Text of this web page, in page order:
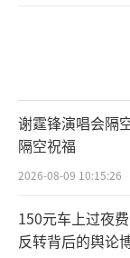
谢霆锋演唱会隔
隔空祝福
2026-08-09 10:15:26
150元车上过夜
反转背后的舆论